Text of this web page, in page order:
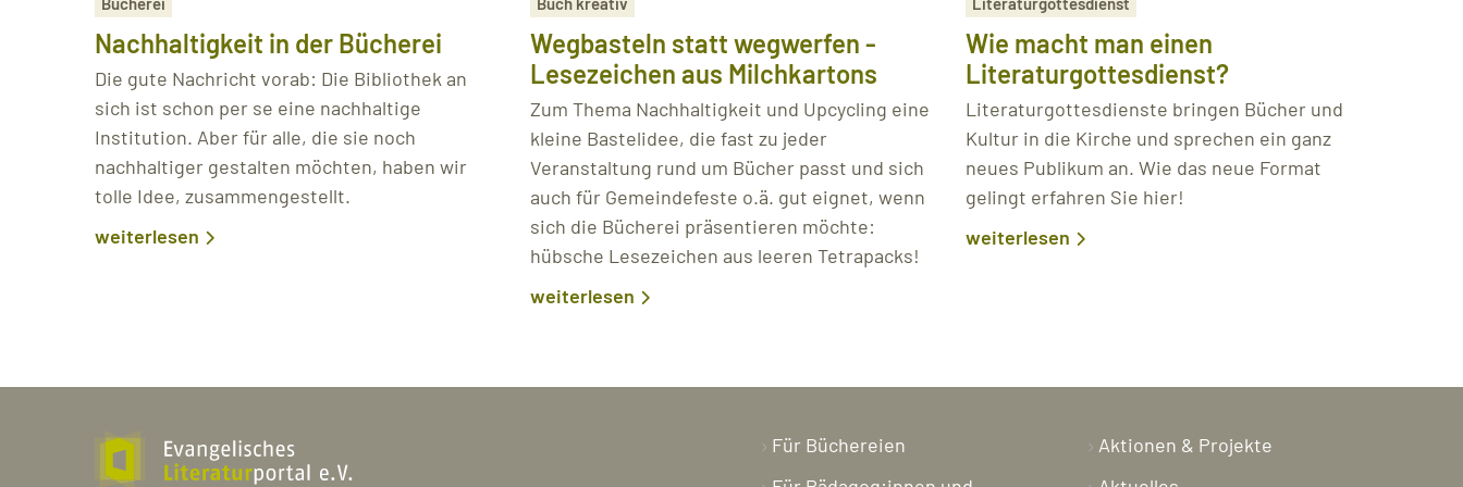
Nachhaltigkeit in der Bücherei
Die gute Nachricht vorab: Die Bibliothek an
sich ist schon per se eine nachhaltige
Institution. Aber für alle, die sie noch
nachhaltiger gestalten möchten, haben wir
tolle Idee, zusammengestellt.
weiterlesen
Wegbasteln statt wegwerfen -
Lesezeichen aus Milchkartons
Zum Thema Nachhaltigkeit und Upcycling eine
kleine Bastelidee, die fast zu jeder
Veranstaltung rund um Bücher passt und sich
auch für Gemeindefeste o.ä. gut eignet, wenn
sich die Bücherei präsentieren möchte:
hübsche Lesezeichen aus leeren Tetrapacks!
weiterlesen
Wie macht man einen
Literaturgottesdienst?
Literaturgottesdienste bringen Bücher und
Kultur in die Kirche und sprechen ein ganz
neues Publikum an. Wie das neue Format
gelingt erfahren Sie hier!
weiterlesen
Für Büchereien
Aktionen & Projekte